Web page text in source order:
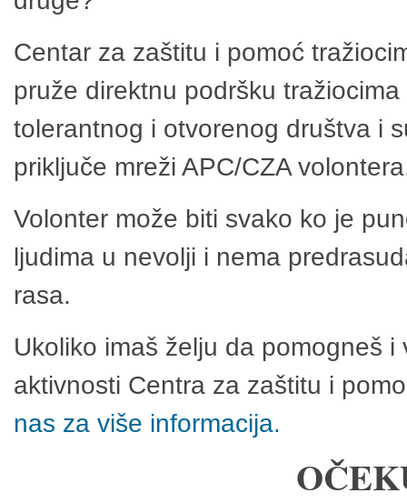
Centar za zaštitu i pomoć
pruže direktnu podršku
tolerantnog i otvorenog društva i
priključe mreži APC/CZA
Volonter može biti svako ko je
ljudima u nevolji i nema
rasa.
Ukoliko imaš želju da pomogneš
aktivnosti Centra za zaštitu i
nas za više informacija.